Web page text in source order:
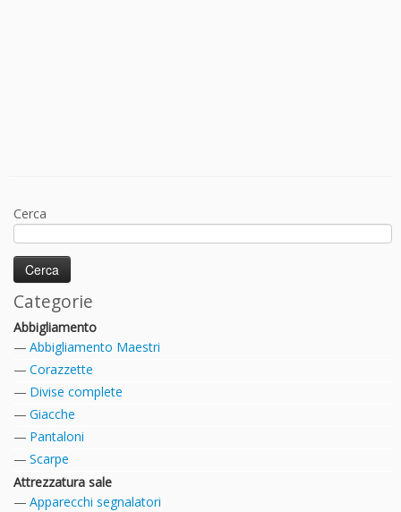
Cerca
Categorie
Abbigliamento
Abbigliamento Maestri
Corazzette
Divise complete
Giacche
Pantaloni
Scarpe
Attrezzatura sale
Apparecchi segnalatori